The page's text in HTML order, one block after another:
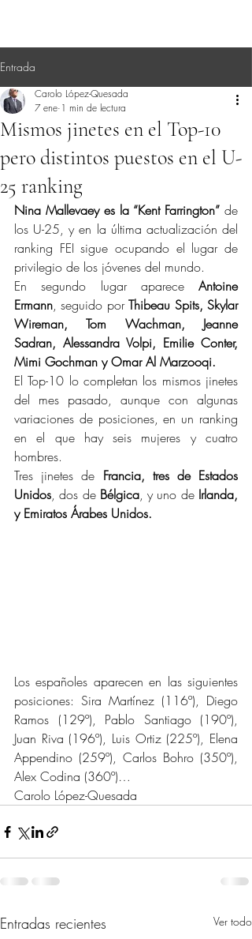
Entrada
Mismos jinetes en el Top-10
pero distintos puestos en el U-
25 ranking
Carolo López-Quesada
7 ene 1 min de lectura
Nina Mallevaey es la “Kent Farrington” de
los U-25, y en la última actualización del
ranking FEI sigue ocupando el lugar de
privilegio de los jóvenes del mundo.
En segundo lugar aparece Antoine
Ermann, seguido por Thibeau Spits, Skylar
Wireman, Tom Wachman, Jeanne
Sadran, Alessandra Volpi, Emilie Conter,
Mimi Gochman y Omar Al Marzooqi.
El Top-10 lo completan los mismos jinetes
del mes pasado, aunque con algunas
variaciones de posiciones, en un ranking
en el que hay seis mujeres y cuatro
hombres.
Tres jinetes de Francia, tres de Estados
Unidos, dos de Bélgica, y uno de Irlanda,
y Emiratos Árabes Unidos.
Los españoles aparecen en las siguientes
posiciones: Sira Martínez (116º), Diego
Ramos (129º), Pablo Santiago (190º),
Juan Riva (196º), Luis Ortiz (225º), Elena
Appendino (259º), Carlos Bohro (350º),
Alex Codina (360º)…
Carolo López-Quesada
Entradas recientes Ver todo